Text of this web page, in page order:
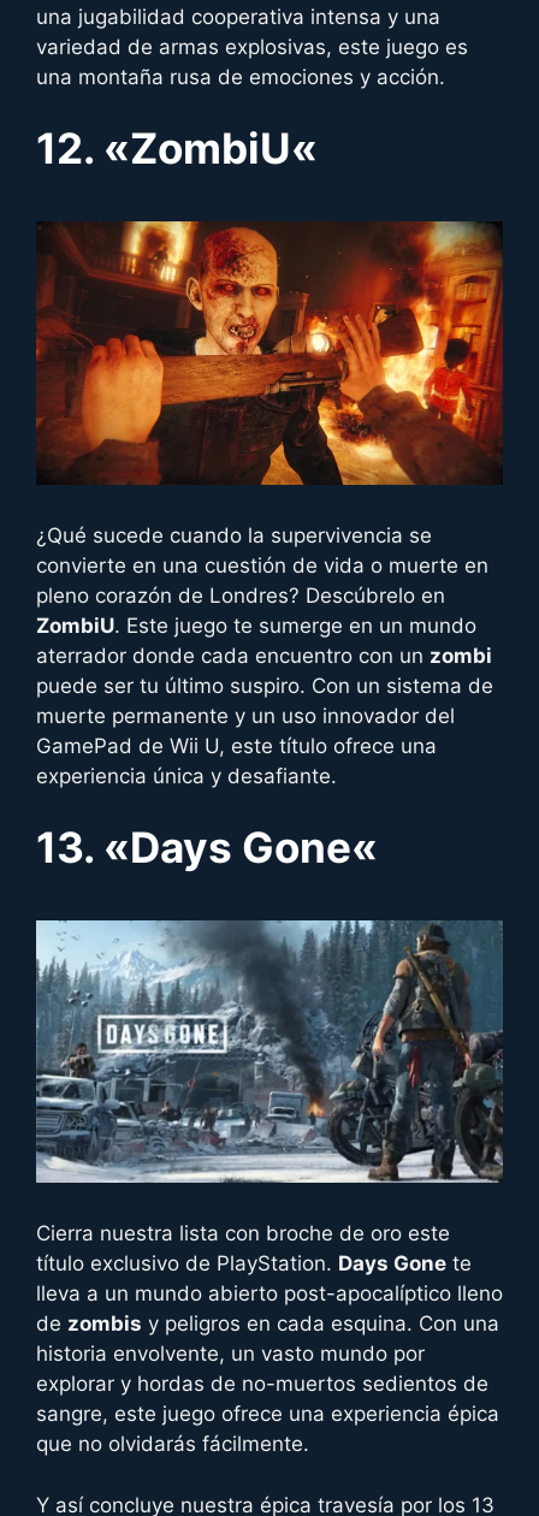
una jugabilidad cooperativa intensa y una
variedad de armas explosivas, este juego es
una montaña rusa de emociones y acción.
12. «ZombiU«
¿Qué sucede cuando la supervivencia se
convierte en una cuestión de vida o muerte en
pleno corazón de Londres? Descúbrelo en
ZombiU. Este juego te sumerge en un mundo
aterrador donde cada encuentro con un zombi
puede ser tu último suspiro. Con un sistema de
muerte permanente y un uso innovador del
GamePad de Wii U, este título ofrece una
experiencia única y desafiante.
13. «Days Gone«
Cierra nuestra lista con broche de oro este
título exclusivo de PlayStation. Days Gone te
lleva a un mundo abierto post-apocalíptico lleno
de zombis y peligros en cada esquina. Con una
historia envolvente, un vasto mundo por
explorar y hordas de no-muertos sedientos de
sangre, este juego ofrece una experiencia épica
que no olvidarás fácilmente.
Y así concluye nuestra épica travesía por los 13